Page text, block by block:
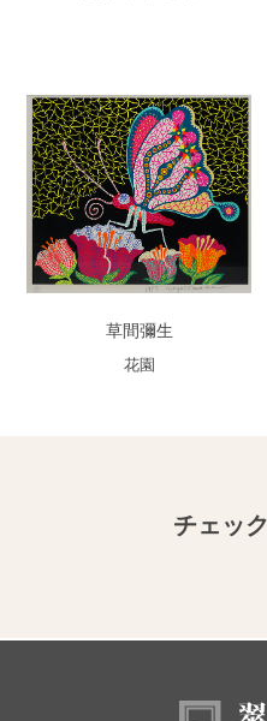
草間彌生
花園
チェッ